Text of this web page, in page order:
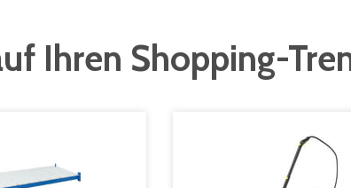
Ihren Shopping-